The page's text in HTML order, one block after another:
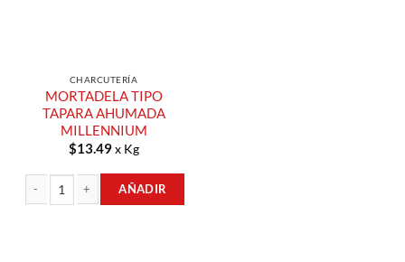
CHARCUTERÍA
MORTADELA TIPO
TAPARA AHUMADA
MILLENNIUM
$13.49x Kg
AÑADIR